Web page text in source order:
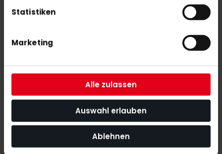
Statistiken
Marketing
Alle zulassen
Auswahl erlauben
Ablehnen
NEWSLETTER ANMELDUNG
Mit unserem Newsletter seid ihr immer auf den neuesten Stand
was News, Tipps und Rabattaktionen rund um unseren Shop